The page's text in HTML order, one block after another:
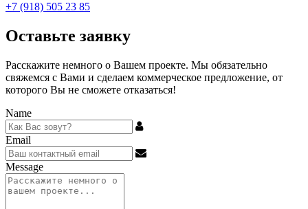
+7 (918) 505 23 85
Оставьте заявку
Расскажите немного о Вашем проекте. Мы обязательно
свяжемся с Вами и сделаем коммерческое предложение, от
которого Вы не сможете отказаться!
Name
Email
Message